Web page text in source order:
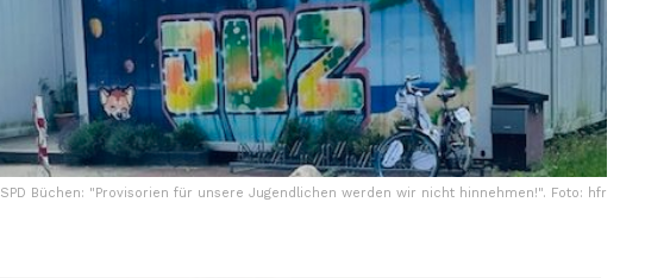
SPD Büchen: "Provisorien für unsere Jugendlichen werden wir nicht hinnehmen!". Foto: hfr